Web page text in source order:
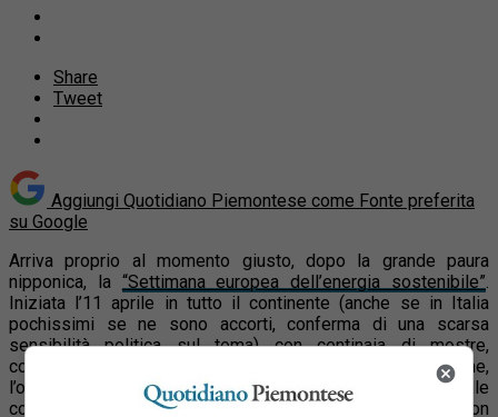
Share
Tweet
Aggiungi Quotidiano Piemontese come Fonte preferita
su Google
Arriva proprio al momento giusto, dopo la grande paura
nipponica, la “Settimana europea dell’energia sostenibile”.
Iniziata l’11 aprile in tutto il continente (anche se in Italia
pochissimi se ne sono accorti, conferma di una scarsa
sensibilità politica sul tema) con centinaia di mostre,
conferenze, laboratori e altre iniziative di sensibilizzazione,
l’obiettivo è lo sempre lo stesso: informare i cittadini sulle
conseguenze ambientali ed economiche dell’uso non